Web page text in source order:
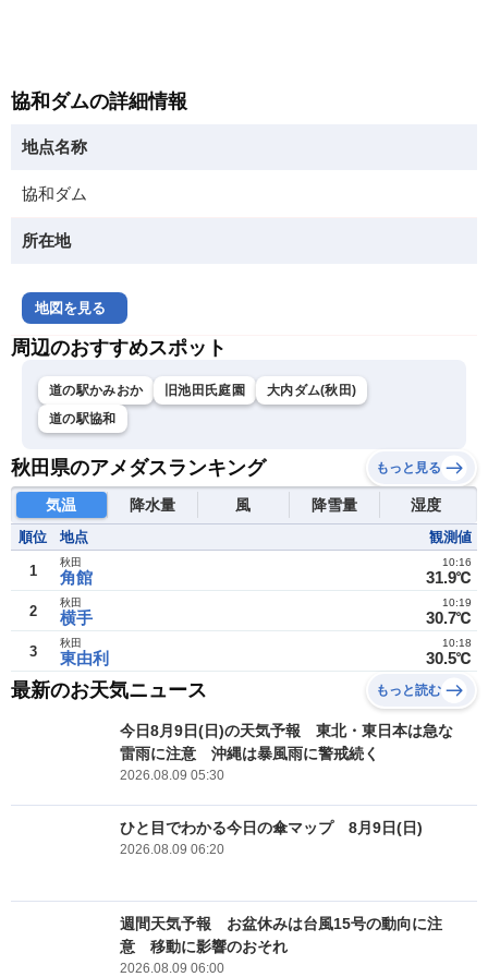
協和ダムの詳細情報
地点名称
協和ダム
所在地
地図を見る
周辺のおすすめスポット
道の駅かみおか 旧池田氏庭園
大内ダム(秋田)
道の駅協和
秋田県のアメダスランキング もっと見る
気温 降水量 風 降雪量 湿度
順位 地点 観測値
1 角館
秋田
31.9℃
10:16
2 横手
秋田
30.7℃
10:19
3 東由利
秋田
30.5℃
10:18
最新のお天気ニュース もっと読む
今日8月9日(日)の天気予報 東北・東日本は急な
雷雨に注意 沖縄は暴風雨に警戒続く
2026.08.09 05:30
ひと目でわかる今日の傘マップ 8月9日(日)
2026.08.09 06:20
週間天気予報 お盆休みは台風15号の動向に注
意 移動に影響のおそれ
2026.08.09 06:00